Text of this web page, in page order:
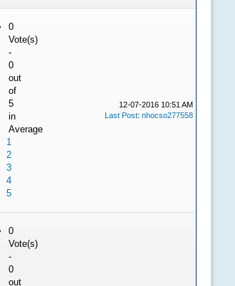
0
Vote(s)
-
0
out
of
5
in
Average
1
2
3
4
5
12-07-2016 10:51 AM
Last Post: nhocso277558
0
Vote(s)
-
0
out